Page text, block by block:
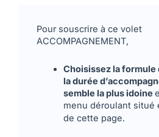
Pour souscrire à ce volet
ACCOMPAGNEMENT,
Choisissez la formule
la durée
semble la plus idoine
menu déroulant situé
de cette page.